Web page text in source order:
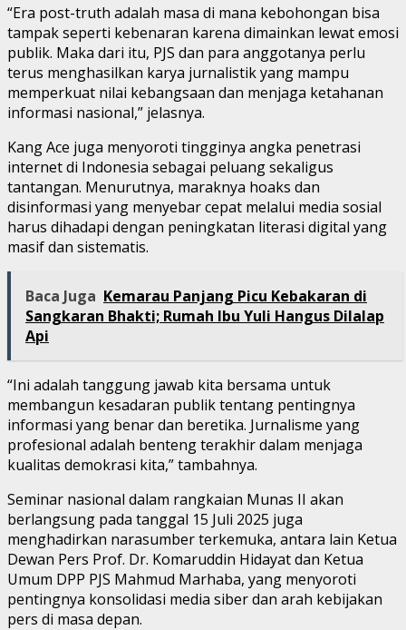
“Era post-truth adalah masa di mana kebohongan bisa
tampak seperti kebenaran karena dimainkan lewat emosi
publik. Maka dari itu, PJS dan para anggotanya perlu
terus menghasilkan karya jurnalistik yang mampu
memperkuat nilai kebangsaan dan menjaga ketahanan
informasi nasional,” jelasnya.
Kang Ace juga menyoroti tingginya angka penetrasi
internet di Indonesia sebagai peluang sekaligus
tantangan. Menurutnya, maraknya hoaks dan
disinformasi yang menyebar cepat melalui media sosial
harus dihadapi dengan peningkatan literasi digital yang
masif dan sistematis.
Baca Juga Kemarau Panjang Picu Kebakaran di
Sangkaran Bhakti; Rumah Ibu Yuli Hangus Dilalap
Api
“Ini adalah tanggung jawab kita bersama untuk
membangun kesadaran publik tentang pentingnya
informasi yang benar dan beretika. Jurnalisme yang
profesional adalah benteng terakhir dalam menjaga
kualitas demokrasi kita,” tambahnya.
Seminar nasional dalam rangkaian Munas II akan
berlangsung pada tanggal 15 Juli 2025 juga
menghadirkan narasumber terkemuka, antara lain Ketua
Dewan Pers Prof. Dr. Komaruddin Hidayat dan Ketua
Umum DPP PJS Mahmud Marhaba, yang menyoroti
pentingnya konsolidasi media siber dan arah kebijakan
pers di masa depan.